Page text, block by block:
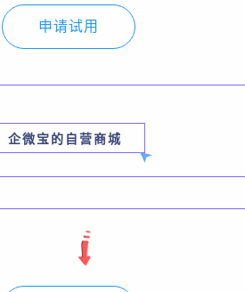
申请试用
企微宝的自营商城